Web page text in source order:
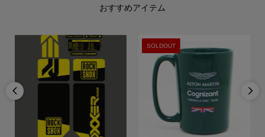
おすすめアイテム

SOLDOUT
